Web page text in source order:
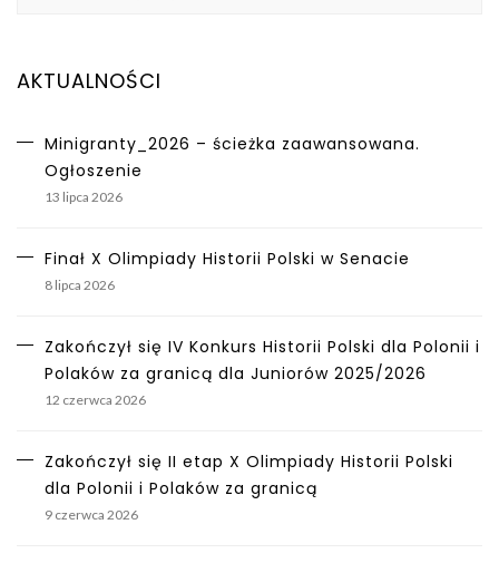
AKTUALNOŚCI
Minigranty_2026 – ścieżka zaawansowana.
Ogłoszenie
13 lipca 2026
Finał X Olimpiady Historii Polski w Senacie
8 lipca 2026
Zakończył się IV Konkurs Historii Polski dla Polonii i
Polaków za granicą dla Juniorów 2025/2026
12 czerwca 2026
Zakończył się II etap X Olimpiady Historii Polski
dla Polonii i Polaków za granicą
9 czerwca 2026